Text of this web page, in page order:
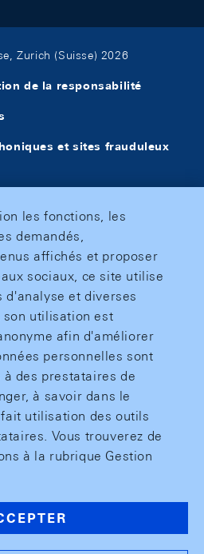
Zurich (Suisse) 2026
de la responsabilité
et sites frauduleux
les fonctions, les
demandés,
affichés et proposer
sociaux, ce site utilise
d'analyse et diverses
son utilisation est
afin d'améliorer
personnelles sont
des prestataires de
à savoir dans le
utilisation des outils
Vous trouverez de
à la rubrique Gestion